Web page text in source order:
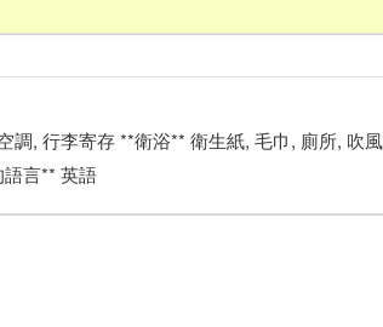
, 行李寄存 **衛浴** 衛生紙, 毛巾, 廁所, 吹
言** 英語